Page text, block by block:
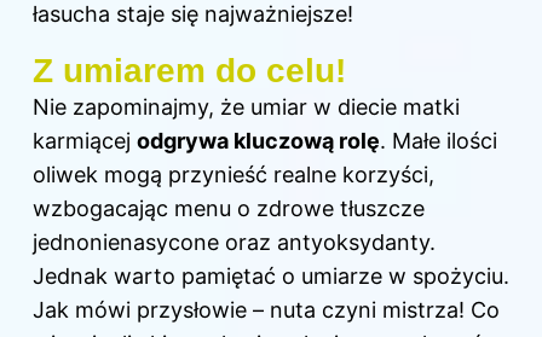
łasucha staje się najważniejsze!
Z umiarem do celu!
Nie zapominajmy, że umiar w diecie matki
karmiącej odgrywa kluczową rolę. Małe ilości
oliwek mogą przynieść realne korzyści,
wzbogacając menu o zdrowe tłuszcze
jednonienasycone oraz antyoksydanty.
Jednak warto pamiętać o umiarze w spożyciu.
Jak mówi przysłowie – nuta czyni mistrza! Co